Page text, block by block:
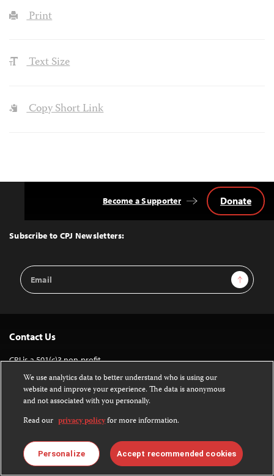
Print
Text Size
Copy Short Link
Top
Subscribe to CPJ Newsletters:
Email
Address
Sign Up
Become a Supporter Donate
Contact Us
CPJ is a 501(c)3 non-profit.
Our EIN is 13-3081500.
Committee to Protect Journalists
The John S. and James L. Knight Foundation Press Freedom Center
P.O. Box 2675
Tel 212-465-1004
Fax 212-214-0640
We use analytics data to better understand who is using our
website and improve your experience. The data is anonymous
and not associated with you personally.
Read our privacy policyfor more information.
Personalize Accept recommended cookies